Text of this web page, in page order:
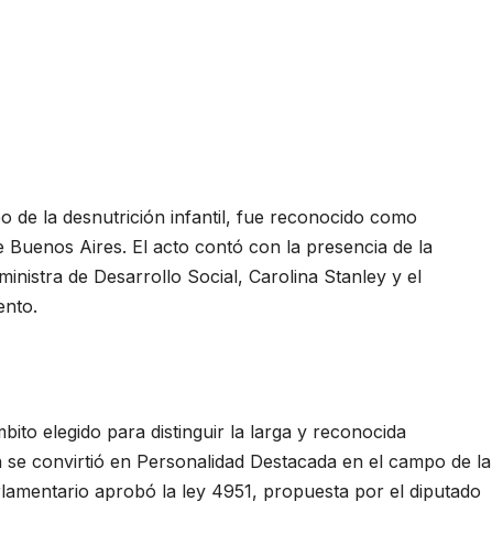
de la desnutrición infantil, fue reconocido como
Buenos Aires. El acto contó con la presencia de la
de Desarrollo Social, Carolina Stanley y el
elegido para distinguir la larga y reconocida
convirtió en Personalidad Destacada en el campo de la
aprobó la ley 4951, propuesta por el diputado